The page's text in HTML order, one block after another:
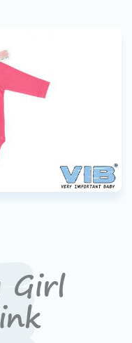
Sie Ihren VIB®-
Händler werden
Girl